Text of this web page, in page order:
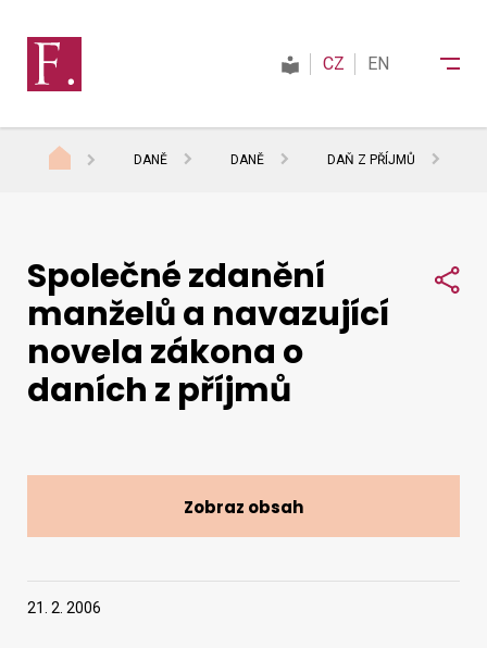
Daně
Mezinárodní spolupráce
CZ EN
DANĚ DANĚ DAŇ Z PŘÍJMŮ
21. 2. 2006
Společné zdanění
manželů a navazující
novela zákona o
daních z příjmů
Zobraz obsah